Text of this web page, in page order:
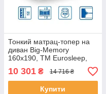
Тонкий матрац-топер на
диван Big-Memory
160х190, ТМ Eurosleep,
знімний трикотажний
чохол.
10 301 ₴ 14 716 ₴
Купити